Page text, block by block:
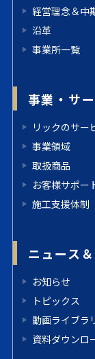
経営理念＆中
沿革
事業所一覧
事業・サ
リックのサー
事業領域
取扱商品
お客様サポー
施工支援体制
ニュース
お知らせ
トピックス
動画ライブラ
資料ダウンロ